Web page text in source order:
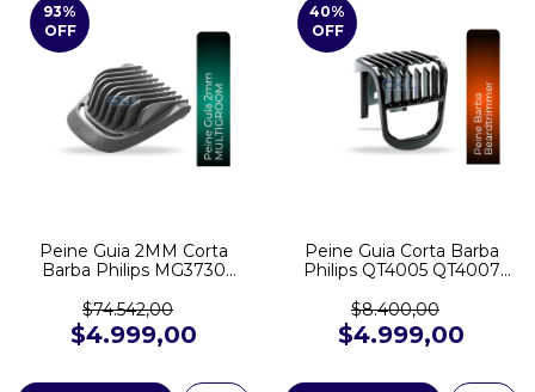
93%
OFF
Peine Guia 2MM Corta
Barba Philips MG3730
BT1209
$74.542,00
$4.999,00
40%
OFF
Peine Guia Corta Barba
Philips QT4005 QT4007
$8.400,00
$4.999,00